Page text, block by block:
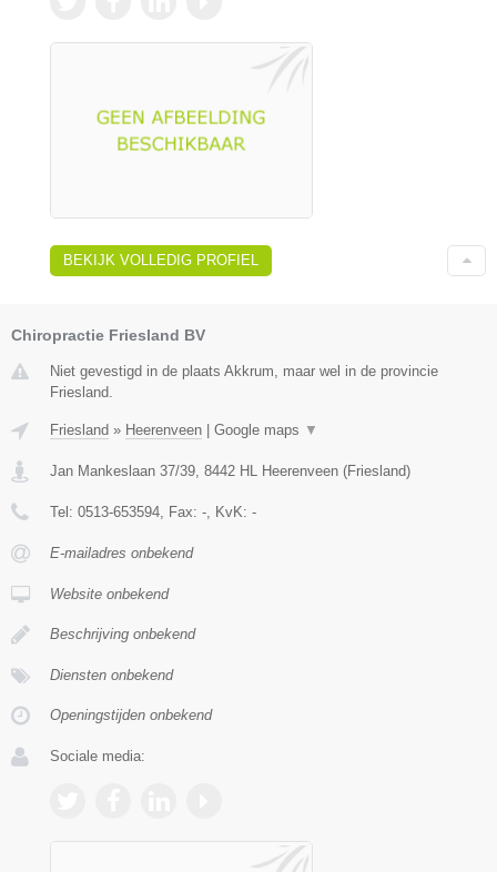
BEKIJK VOLLEDIG PROFIEL
Chiropractie Friesland BV
Niet gevestigd in de plaats Akkrum, maar wel in de provincie
Friesland.
Friesland » Heerenveen Google maps ▼
Jan Mankeslaan 37/39 8442 HL Heerenveen (Friesland)
Tel: 0513-653594 , Fax: - , KvK: -
E-mailadres onbekend
Website onbekend
Beschrijving onbekend
Diensten onbekend
Openingstijden onbekend
Sociale media: